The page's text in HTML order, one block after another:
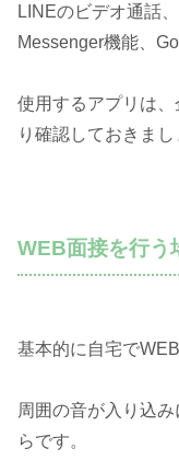
LINEのビデオ通話
Messenger機能、
使用するアプリは
り確認しておきまし
WEB面接を行う
基本的に自宅で
周囲の音が入り込
らです。